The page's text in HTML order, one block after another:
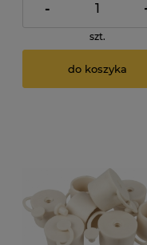
-
szt.
do koszyka